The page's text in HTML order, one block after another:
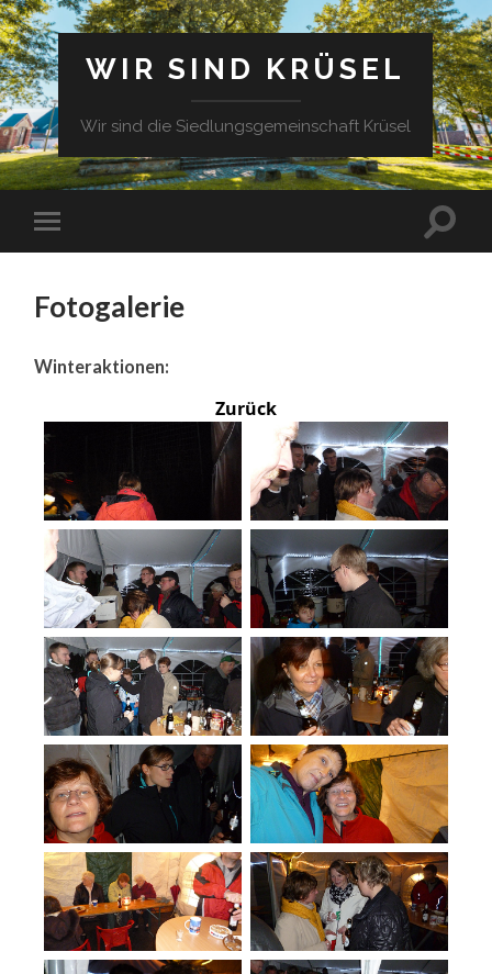
WIR SIND KRÜSEL
Wir sind die Siedlungsgemeinschaft Krüsel
Fotogalerie
Winteraktionen:
Zurück